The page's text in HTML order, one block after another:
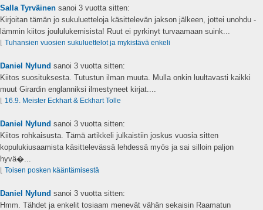
Salla Tyrväinen sanoi 3 vuotta sitten:
Kirjoitan tämän jo sukuluetteloja käsittelevän jakson jälkeen, jottei unohdu -
lämmin kiitos joululukemisista! Ruut ei pyrkinyt turvaamaan suink...
⌊ Tuhansien vuosien sukuluettelot ja mykistävä enkeli
Daniel Nylund sanoi 3 vuotta sitten:
Kiitos suosituksesta. Tutustun ilman muuta. Mulla onkin luultavasti kaikki
muut Girardin englanniksi ilmestyneet kirjat....
⌊ 16.9. Meister Eckhart & Eckhart Tolle
Daniel Nylund sanoi 3 vuotta sitten:
Kiitos rohkaisusta. Tämä artikkeli julkaistiin joskus vuosia sitten
kopulukiusaamista käsittelevässä lehdessä myös ja sai silloin paljon
hyvä�...
⌊ Toisen posken kääntämisestä
Daniel Nylund sanoi 3 vuotta sitten:
Hmm. Tähdet ja enkelit tosiaam menevät vähän sekaisin Raamatun